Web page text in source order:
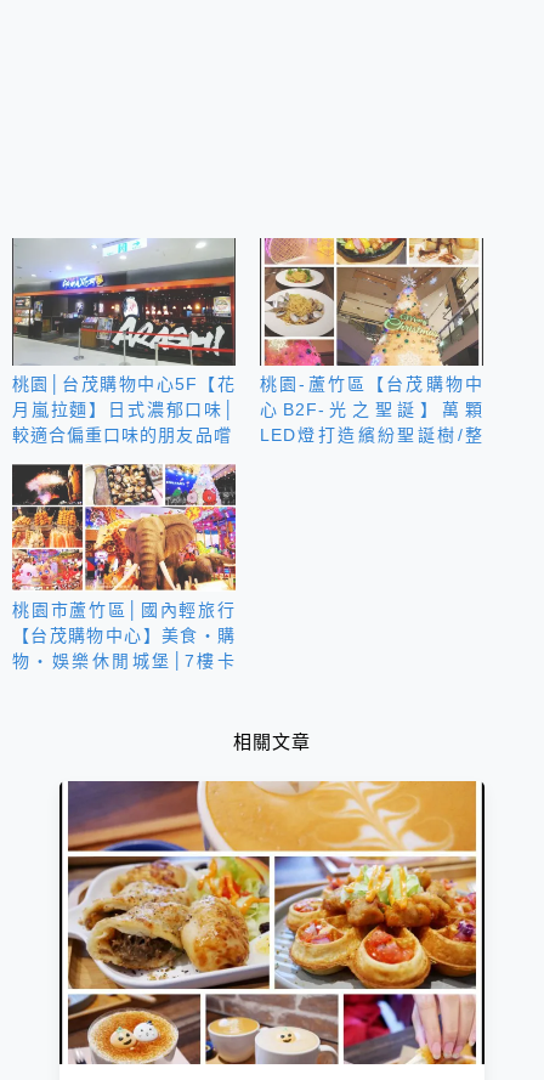
桃園│台茂購物中心5F【花
月嵐拉麵】日式濃郁口味│
較適合偏重口味的朋友品嚐
桃園-蘆竹區【台茂購物中
心B2F-光之聖誕】萬顆
LED燈打造繽紛聖誕樹/整
桃園市蘆竹區│國內輕旅行
【台茂購物中心】美食‧購
物‧娛樂休閒城堡│7樓卡
飽│元旦限定煙火秀│B2日相關文章